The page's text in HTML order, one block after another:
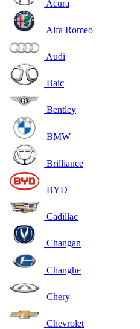
Acura
Alfa Romeo
Audi
Baic
Bentley
BMW
Brilliance
BYD
Cadillac
Changan
Changhe
Chery
Chevrolet